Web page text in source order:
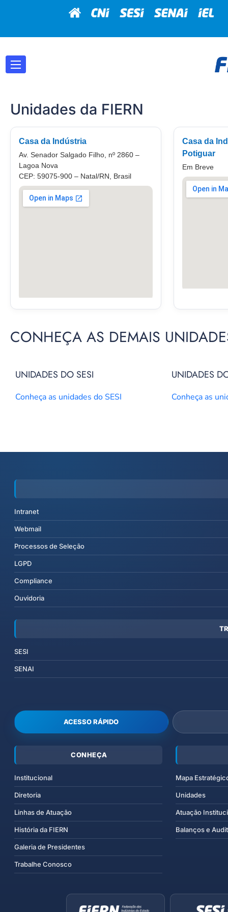
Unidades da FIERN
Casa da Indústria
Av. Senador Salgado Filho, nº 2860 –
Lagoa Nova
CEP: 59075-900 – Natal/RN, Brasil
Casa da
Potiguar
Em Breve
CONHEÇA AS DEMAIS
UNIDADES DO SESI
Conheça as unidades do SESI
UNIDADES
Conheça as
Intranet
Webmail
Processos de Seleção
LGPD
Compliance
Ouvidoria
SESI
SENAI
ACESSO RÁPIDO
CONHEÇA
Institucional
Diretoria
Linhas de Atuação
História da FIERN
Galeria de Presidentes
Trabalhe Conosco
Mapa
Unidades
Atuação
Balanços e